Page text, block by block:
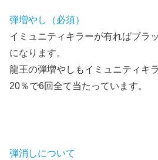
弾増やし（必須）
イミュニティキラーが有ればブラ
になります。
龍王の弾増やしもイミュニティキ
20％で6回全て当たっています。
弾消しについて